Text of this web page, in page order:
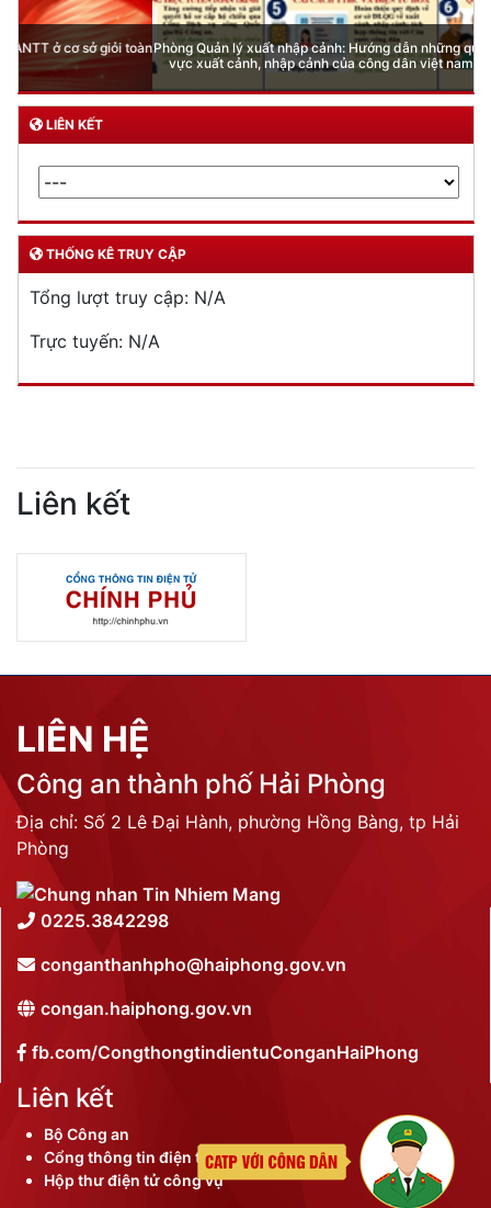
Phòng Quản lý xuất nhập cảnh: Hướng dẫn những quy định mới trong lĩnh
vực xuất cảnh, nhập cảnh của công dân việt nam từ ngày 01/7/2026
LIÊN KẾT
THỐNG KÊ TRUY CẬP
Tổng lượt truy cập: N/A
Trực tuyến: N/A
Liên kết
LIÊN HỆ
Công an thành phố Hải Phòng
Địa chỉ: Số 2 Lê Đại Hành, phường Hồng Bàng, tp Hải
Phòng
0225.3842298
conganthanhpho@haiphong.gov.vn
congan.haiphong.gov.vn
fb.com/CongthongtindientuConganHaiPhong
Liên kết
Bộ Công an
Cổng thông tin điện tử thành phố
Hộp thư điện tử công vụ